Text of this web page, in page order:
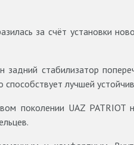
за счёт установки
задний стабилизатор
лучшей
поколении UAZ PATRIOT